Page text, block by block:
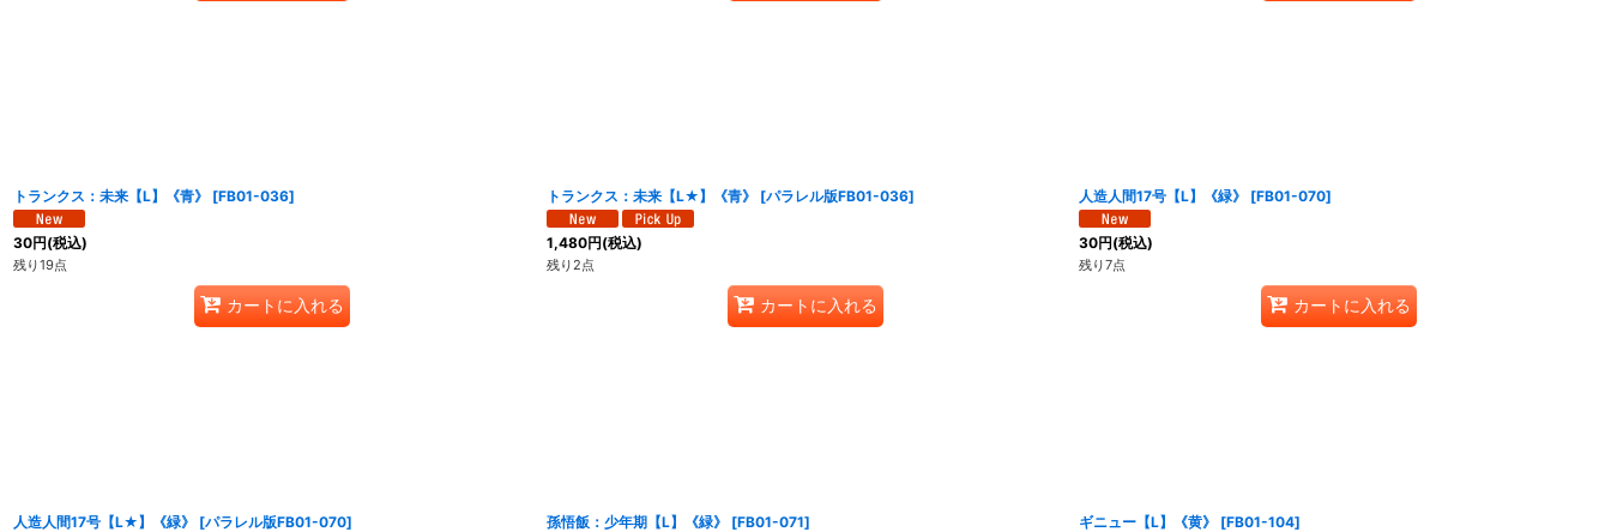
トランクス：未来【L】《青》 [FB01-036]
30円(税込)
残り19点
カートに入れる
トランクス：未来【L★】《青》 [パラレル版FB01-036]
1,480円(税込)
残り2点
カートに入れる
人造人間17号【L】《緑》 [FB01-070]
30円(税込)
残り7点
カートに入れる
人造人間17号【L★】《緑》 [パラレル版FB01-070] 孫悟飯：少年期【L】《緑》 [FB01-071] ギニュー【L】《黄》 [FB01-104]